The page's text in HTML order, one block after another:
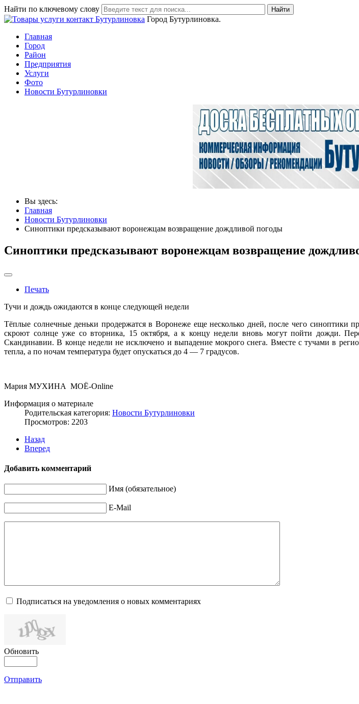
Найти по ключевому слову Найти
Город Бутурлиновка.
Главная
Город
Район
Предприятия
Услуги
Фото
Новости Бутурлиновки
Вы здесь:
Главная
Новости Бутурлиновки
Синоптики предсказывают воронежцам возвращение дождливой погоды
Синоптики предсказывают воронежцам возвращение
Печать
Тучи и дождь ожидаются в конце следующей недели
Тёплые солнечные деньки продержатся в Воронеже еще несколько дней, после чего синоптики
скроют солнце уже со вторника, 15 октября, а к концу недели вновь могут пойти дожди.
Скандинавии. В конце недели не исключено и выпадение мокрого снега. Вместе с тучами в
тепла, а по ночам температура будет опускаться до 4 — 7 градусов.
Мария МУХИНА МОЁ-Online
Информация о материале
Родительская категория: Новости Бутурлиновки
Просмотров: 2203
Назад
Вперед
Добавить комментарий
Имя (обязательное)
E-Mail
Подписаться на уведомления о новых комментариях
Обновить
Отправить